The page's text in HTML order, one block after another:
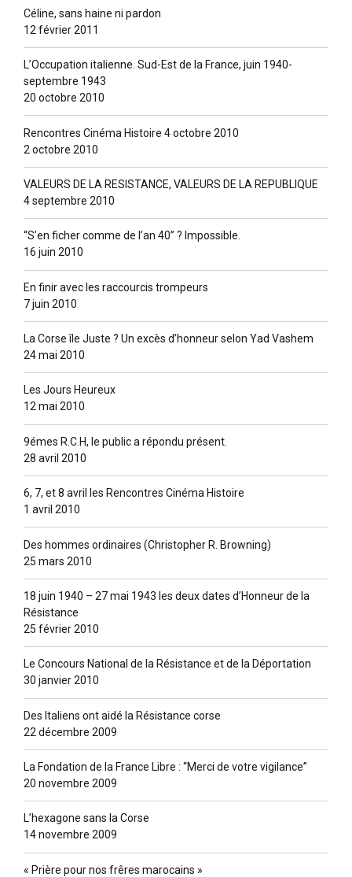
Céline, sans haine ni pardon
12 février 2011
L’Occupation italienne. Sud-Est de la France, juin 1940-
septembre 1943
20 octobre 2010
Rencontres Cinéma Histoire 4 octobre 2010
2 octobre 2010
VALEURS DE LA RESISTANCE, VALEURS DE LA REPUBLIQUE
4 septembre 2010
“S’en ficher comme de l’an 40” ? lmpossible.
16 juin 2010
En finir avec les raccourcis trompeurs
7 juin 2010
La Corse île Juste ? Un excès d’honneur selon Yad Vashem
24 mai 2010
Les Jours Heureux
12 mai 2010
9émes R.C.H, le public a répondu présent.
28 avril 2010
6, 7, et 8 avril les Rencontres Cinéma Histoire
1 avril 2010
Des hommes ordinaires (Christopher R. Browning)
25 mars 2010
18 juin 1940 – 27 mai 1943 les deux dates d’Honneur de la
Résistance
25 février 2010
Le Concours National de la Résistance et de la Déportation
30 janvier 2010
Des Italiens ont aidé la Résistance corse
22 décembre 2009
La Fondation de la France Libre : “Merci de votre vigilance”
20 novembre 2009
L’hexagone sans la Corse
14 novembre 2009
« Prière pour nos frêres marocains »